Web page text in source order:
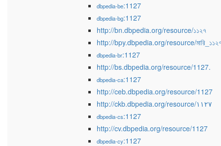
dbpedia-be:1127
dbpedia-bg:1127
http://bn.dbpedia.org/resource/১১২৭
http://bpy.dbpedia.org/resource/
dbpedia-br:1127
http://bs.dbpedia.org/resource/1127.
dbpedia-ca:1127
http://ceb.dbpedia.org/resource/1127
http://ckb.dbpedia.org/resource/١١٢٧
dbpedia-cs:1127
http://cv.dbpedia.org/resource/1127
dbpedia-cy:1127